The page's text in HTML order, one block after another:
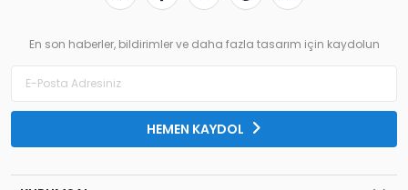
En son haberler, bildirimler ve daha fazla tasarım için kaydolun
HEMEN KAYDOL